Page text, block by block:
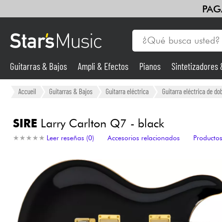
Guitarras & Bajos
Sintetizadores & samplers
Luces
Guitarras & Bajos Ampli & Efectos Pianos Sintetizadores
Accueil Guitarras & Bajos Guitarra eléctrica Guitarra eléctrica de
SIRE Larry Carlton Q7 - black
★ ★ ★ ★ ★
★ ★ ★ ★ ★ Leer reseñas (0) Accesorios relacionados